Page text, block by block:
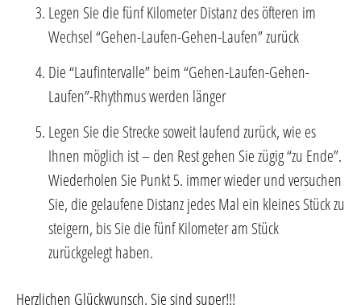
Legen Sie die fünf Kilometer Distanz des öfteren im
Wechsel “Gehen-Laufen-Gehen-Laufen” zurück
Die “Laufintervalle” beim “Gehen-Laufen-Gehen-
Laufen”-Rhythmus werden länger
Legen Sie die Strecke soweit laufend zurück, wie es
Ihnen möglich ist – den Rest gehen Sie zügig “zu Ende”.
Wiederholen Sie Punkt 5. immer wieder und versuchen
Sie, die gelaufene Distanz jedes Mal ein kleines Stück zu
steigern, bis Sie die fünf Kilometer am Stück
zurückgelegt haben.
Herzlichen Glückwunsch, Sie sind super!!!